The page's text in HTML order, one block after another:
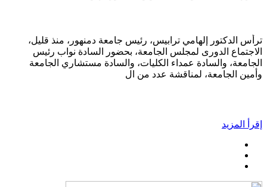
ترأس الدكتور إلهامي ترابيس، رئيس جامعة دمنهور، منذ قليل،
الاجتماع الدورى لمجلس الجامعة، بحضور السادة نواب رئيس
الجامعة، والسادة عمداء الكليات، والسادة مستشاري الجامعة
وأمين الجامعة، لمناقشة عدد من ال
إقرأ المزيد